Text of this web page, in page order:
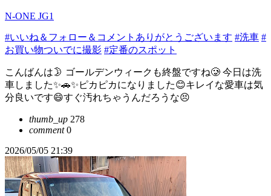
N-ONE JG1
#いいね＆フォロー＆コメントありがとうございます #洗車 #
お買い物ついでに撮影 #定番のスポット
こんばんは🌛 ゴールデンウィークも終盤ですね🥲 今日は洗
車しました✨🚗✨ピカピカになりました😊キレイな愛車は気
分良いです😄すぐ汚れちゃうんだろうな😣
thumb_up 278
comment0
2026/05/05 21:39